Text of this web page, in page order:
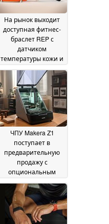
На рынок выходит
доступная фитнес-
браслет REP с
датчиком
температуры кожи и
автономной работы
08 July 2026
ЧПУ Makera Z1
поступает в
предварительную
продажу с
опциональным
10 June 2026